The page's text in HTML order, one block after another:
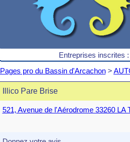
Entreprises inscrites
Pages pro du Bassin d'Arcachon>
Illico Pare Brise
521, Avenue de l'Aérodrome 33260 LA